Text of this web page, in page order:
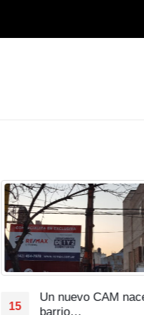
Un nuevo CAM nace en el
barrio…